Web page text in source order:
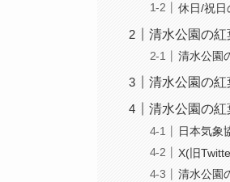
休日/祝日
清水公園の
清水公園
清水公園の紅
清水公園の紅
日本気象
X(旧
清水公園